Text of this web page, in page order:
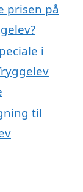
prisen på
i
til